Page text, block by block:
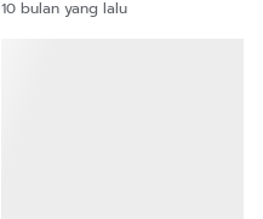
10 bulan yang lalu